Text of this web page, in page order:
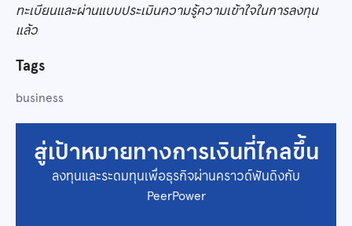
ทะเบียนและผ่านแบบประเมินความรู้ความเข้าใจในการลงทุน
แล้ว
Tags
business
สู่เป้าหมายทางการเงินที่ไกลขึ้น
ลงทุนและระดมทุนเพื่อธุรกิจผ่านคราวด์ฟันดิงกับ
PeerPower